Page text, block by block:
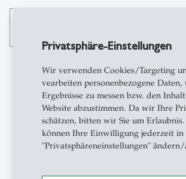
Privatsphäre-Einstellungen
Wir verwenden Cookies/Targeting
vearbeiten personenbezogene Daten,
Ergebnisse zu messen bzw. den
Website abzustimmen. Da wir Ihre
schätzen, bitten wir Sie um Erlaubnis.
können Ihre Einwilligung jederzeit in
"Privatsphäreneinstellungen" ändern/
Kontakt
ACA-HSG
Institut für